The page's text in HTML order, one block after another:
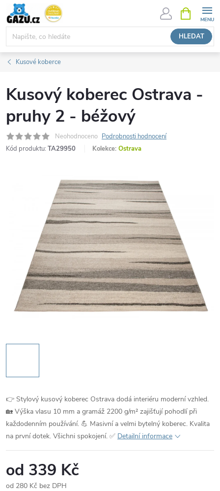
Přejít
obsah
HLEDAT
NÁKUPNÍ
KOŠÍK
Kusové koberce
Kusový koberec Ostrava -
pruhy 2 - béžový
Neohodnoceno Podrobnosti hodnocení
Kód produktu: TA29950 Kolekce: Ostrava
👉 Stylový kusový koberec Ostrava dodá interiéru moderní vzhled.
🏡 Výška vlasu 10 mm a gramáž 2200 g/m² zajišťují pohodlí při
každodenním používání. 💪 Masivní a velmi bytelný koberec. Kvalita
na první dotek. Všichni spokojení. ✅ Detailní informace
od 339 Kč
od 280 Kč bez DPH